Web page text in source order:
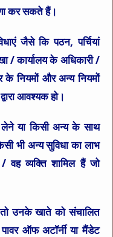
कर सकते हैं।
जैसे कि पठन, पर्चियां
/ कार्यालय के अधिकारी /
के नियमों और अन्य नियमों
आवश्यक हो।
या किसी अन्य के साथ
भी अन्य सुविधा का लाभ
वह व्यक्ति शामिल हैं जो
तो उनके खाते को संचालित
ऑफ अटॉर्नी या मैंडेट